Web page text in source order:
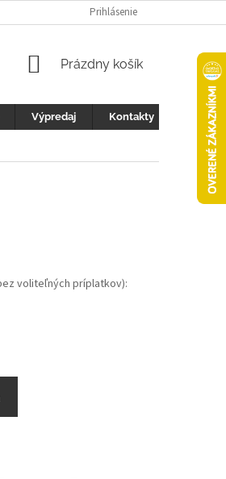
FOTOGALERIA KONTAKTY
Prihlásenie
NÁKUPNÝ
Prázdny košík
Výpredaj Kontakty
voliteľných príplatkov):